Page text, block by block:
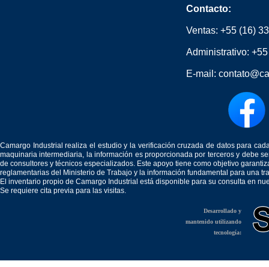
Contacto:
Ventas: +55 (16)
Administrativo:
E-mail:
Camargo Industrial realiza el estudio y la verificación cruzada de datos para
maquinaria intermediaria, la información es proporcionada por terceros y debe
de consultores y técnicos especializados. Este apoyo tiene como objetivo
reglamentarias del Ministerio de Trabajo y la información fundamental para una
El inventario propio de Camargo Industrial está disponible para su consulta en
Se requiere cita previa para las visitas.
Desarrollado y
mantenido utilizando
tecnología: